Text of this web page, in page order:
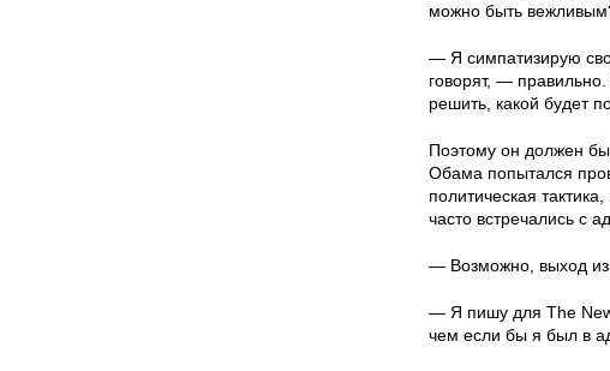
можно быть
— Я симпатизирую
говорят, —
решить, какой будет
Поэтому он должен
Обама попытался
политическая
часто встречались с
— Возможно, выход из
— Я пишу для The
чем если бы я был в